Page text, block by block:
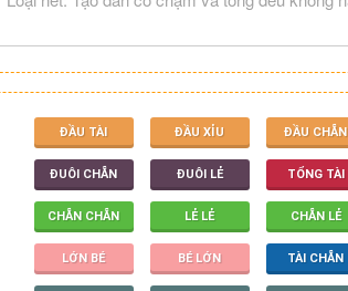
ĐẦU TÀI ĐẦU XỈU ĐẦU CHẴN
ĐUÔI CHẴN ĐUÔI LẺ TỔNG TÀI
CHẴN CHẴN LẺ LẺ CHẴN LẺ
LỚN BÉ BÉ LỚN TÀI CHẴN